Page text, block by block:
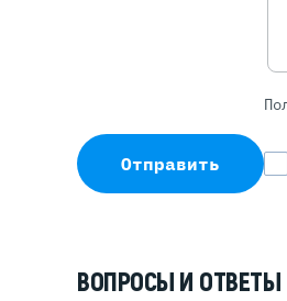
Отправить
ВОПРОСЫ И ОТВЕТЫ